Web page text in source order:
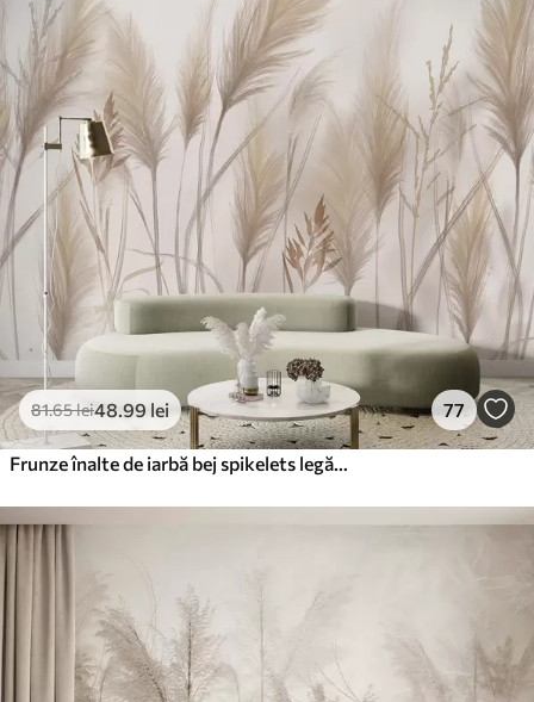
Standard
166.65
Premium
220.02132.01 lei /m²
Vinil Premium
250 .00150 .00lei/m²
Peel and Stick
300 .00 180.00lei/m²
81.65lei48 .99 lei 77